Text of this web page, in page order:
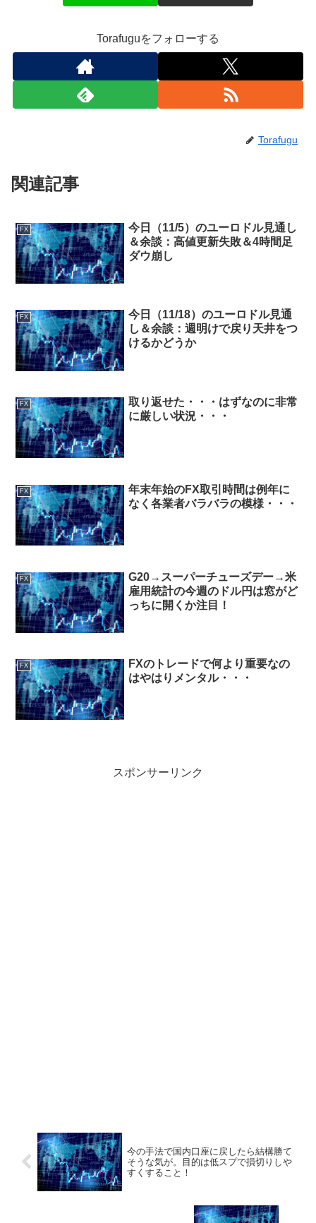
Torafuguをフォローする
Torafugu
関連記事
FX
今日（11/5）のユーロドル見通し
＆余談：高値更新失敗＆4時間足
ダウ崩し
FX
今日（11/18）のユーロドル見通
し＆余談：週明けで戻り天井をつ
けるかどうか
FX
取り返せた・・・はずなのに非常
に厳しい状況・・・
FX
年末年始のFX取引時間は例年に
なく各業者バラバラの模様・・・
FX
G20→スーパーチューズデー→米
雇用統計の今週のドル円は窓がど
っちに開くか注目！
FX
FXのトレードで何より重要なの
はやはりメンタル・・・
スポンサーリンク
今の手法で国内口座に戻したら結構勝て
そうな気が。目的は低スプで損切りしや
すくすること！